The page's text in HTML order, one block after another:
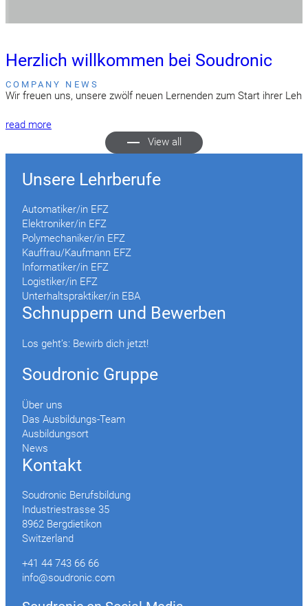
Herzlich willkommen bei Soudronic
COMPANY NEWS
Wir freuen uns, unsere zwölf neuen Lernenden zum Start ihrer
read more
View all
Unsere Lehrberufe
Automatiker/in EFZ
Elektroniker/in EFZ
Polymechaniker/in EFZ
Kauffrau/Kaufmann EFZ
Informatiker/in EFZ
Logistiker/in EFZ
Unterhaltspraktiker/in EBA
Schnuppern und Bewerben
Los geht’s: Bewirb dich jetzt!
Soudronic Gruppe
Über uns
Das Ausbildungs-Team
Ausbildungsort
News
Kontakt
Soudronic Berufsbildung
Industriestrasse 35
8962 Bergdietikon
Switzerland
+41 44 743 66 66
info@soudronic.com